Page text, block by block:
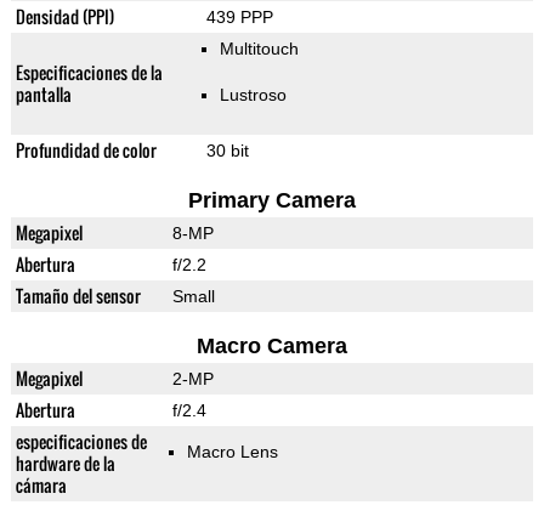
Densidad (PPI) 439 PPP
Especificaciones de la
pantalla
Multitouch
Lustroso
Profundidad de color 30 bit
Primary Camera
Megapixel 8-MP
Abertura f/2.2
Tamaño del sensor Small
Macro Camera
Megapixel 2-MP
Abertura f/2.4
especificaciones de
hardware de la
cámara
Macro Lens